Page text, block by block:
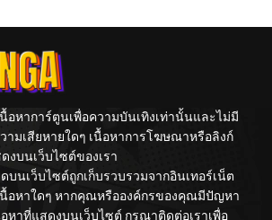
อหาการ์ตูนเพื่อความบันเทิงเท่านั้นและไม่มี
มเสียหายใดๆ เนื้อหาการโฆษณาหรือลิงก์
บนเว็บไซต์ของเรา
นเว็บไซต์ถูกเก็บรวบรวมจากอินเทอร์เน็ต
นื้อหาใดๆ หากคุณหรือองค์กรของคุณมีปัญหา
หาที่แสดงบนเว็บไซต์ กรุณาติดต่อเราเพื่อ